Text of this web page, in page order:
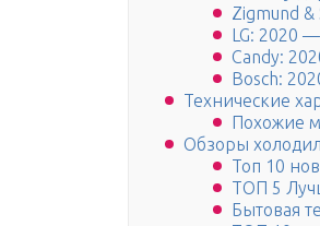
Zigmund
LG: 2020
Candy:
Bosch:
Технические
Похожие
Обзоры
Топ 10
ТОП 5
Бытовая